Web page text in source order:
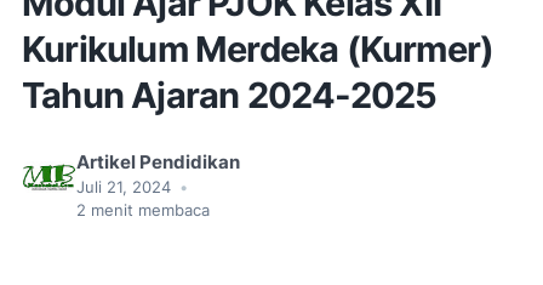
Kurikulum Merdeka (Kurmer)
Tahun Ajaran 2024-2025
Artikel Pendidikan
Juli 21, 2024 •
2 menit membaca